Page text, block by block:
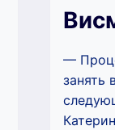
—
занять